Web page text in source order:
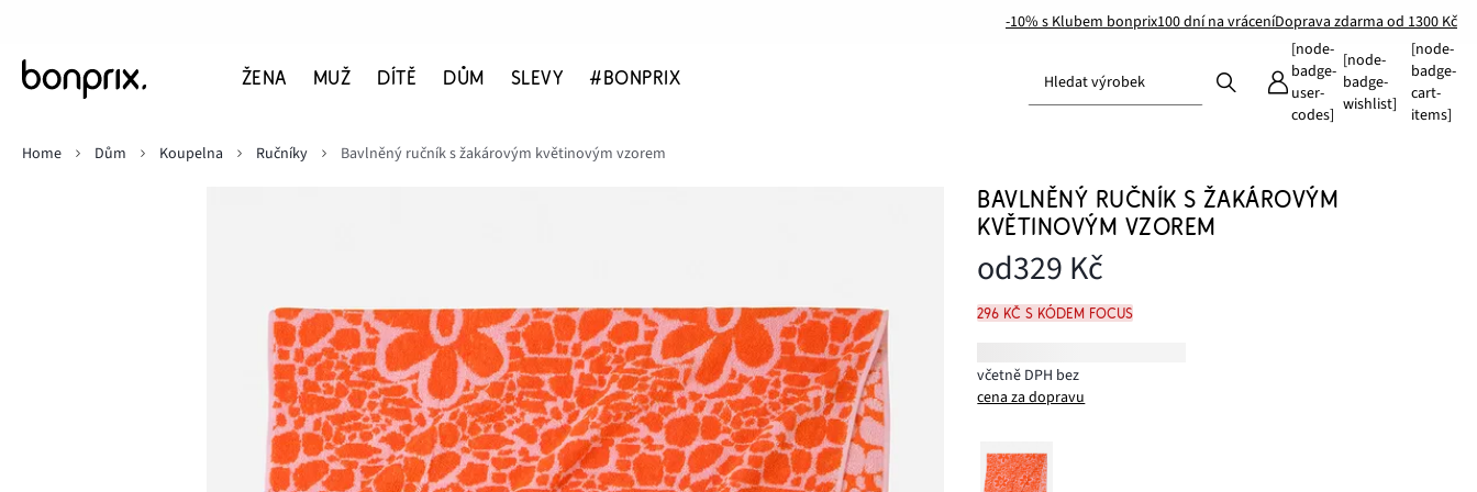
-10% s Klubem bonprix100 dní na vráceníDoprava zdarma od 1300 Kč
ŽENA MUŽ DÍTĚ DŮM SLEVY #BONPRIX Hledat výrobek
[node-
badge-
user-
codes]
[node-
badge-
wishlist]
[node-
badge-
cart-
items]
Home
Dům Koupelna Ručníky Bavlněný ručník s žakárovým květinovým vzorem
BAVLNĚNÝ RUČNÍK S ŽAKÁROVÝM
KVĚTINOVÝM VZOREM
od329 Kč
296 Kč s kódem FOCUS
včetně DPH bez
cena za dopravu